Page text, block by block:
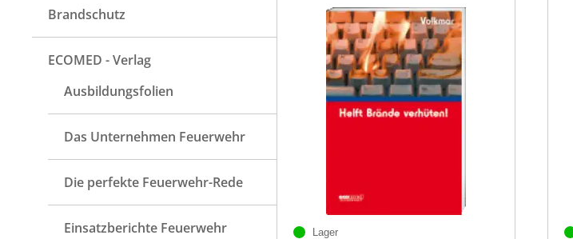
Brandschutz
ECOMED - Verlag
Ausbildungsfolien
Das Unternehmen Feuerwehr
Die perfekte Feuerwehr-Rede
Einsatzberichte Feuerwehr Lager